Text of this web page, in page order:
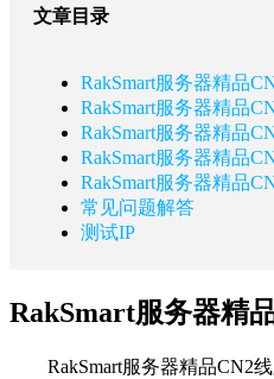
文章目录
RakSmart服务器精品
RakSmart服务器精品
RakSmart服务器精品
RakSmart服务器精品
RakSmart服务器精品
常见问题解答
测试IP
RakSmart服务器精
RakSmart服务器精品CN2